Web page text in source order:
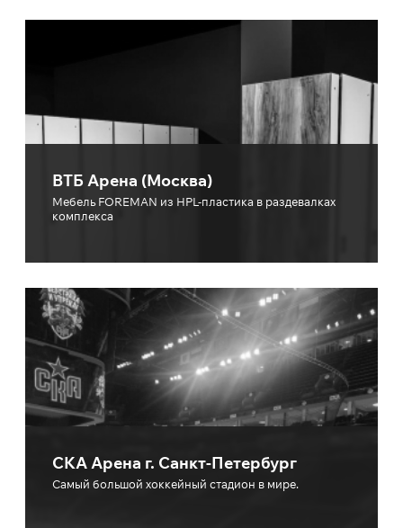
ВТБ Арена (Москва)
Мебель FOREMAN из HPL-пластика в раздевалках
комплекса
СКА Арена г. Санкт-Петербург
Cамый большой хоккейный стадион в мире.